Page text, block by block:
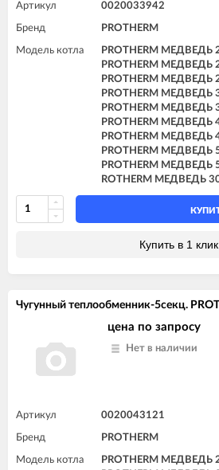
Артикул 0020033942
Бренд PROTHERM
Модель котла
PROTHERM МЕДВЕДЬ
PROTHERM МЕДВЕДЬ
PROTHERM МЕДВЕДЬ
PROTHERM МЕДВЕДЬ
PROTHERM МЕДВЕДЬ
PROTHERM МЕДВЕДЬ
PROTHERM МЕДВЕДЬ
PROTHERM МЕДВЕДЬ
PROTHERM МЕДВЕДЬ
ROTHERM МЕДВЕДЬ
Купить в 1 клик
Чугунный теплообменник-5секц.
цена по запросу
Нет в наличии
Артикул 0020043121
Бренд PROTHERM
Модель котла
PROTHERM МЕДВЕДЬ